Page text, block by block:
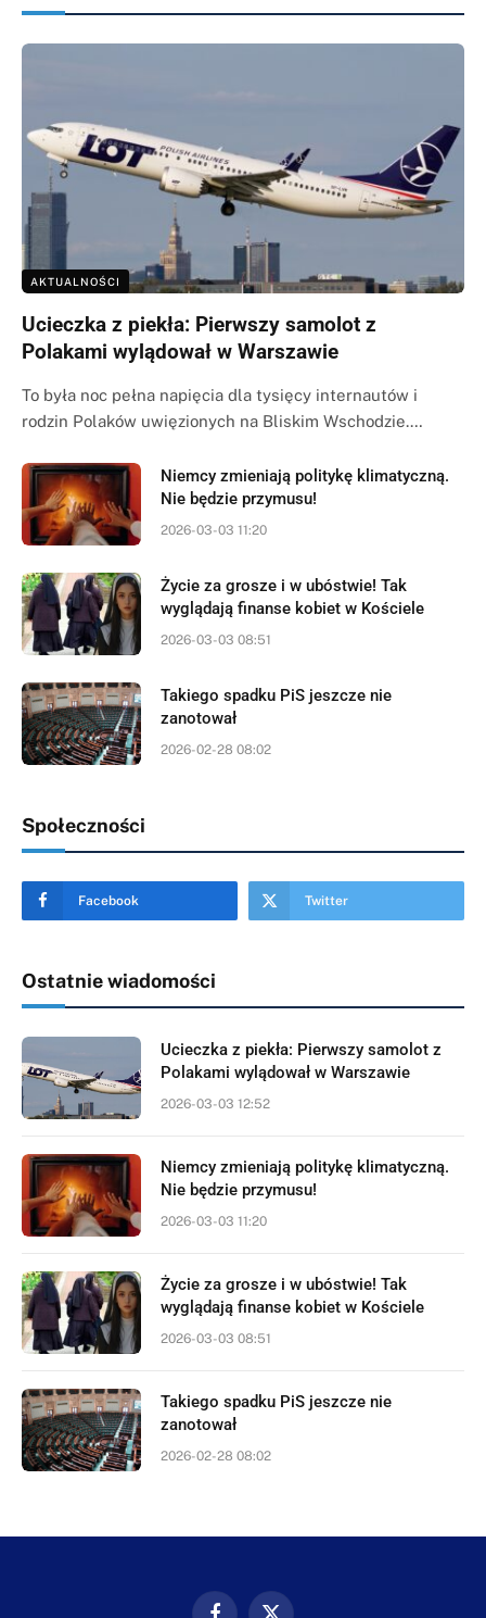
AKTUALNOŚCI
Ucieczka z piekła: Pierwszy samolot z
Polakami wylądował w Warszawie
To była noc pełna napięcia dla tysięcy internautów i
rodzin Polaków uwięzionych na Bliskim Wschodzie.…
Niemcy zmieniają politykę klimatyczną.
Nie będzie przymusu!
2026-03-03 11:20
Życie za grosze i w ubóstwie! Tak
wyglądają finanse kobiet w Kościele
2026-03-03 08:51
Takiego spadku PiS jeszcze nie
zanotował
2026-02-28 08:02
Społeczności
Facebook Twitter
Ostatnie wiadomości
Ucieczka z piekła: Pierwszy samolot z
Polakami wylądował w Warszawie
2026-03-03 12:52
Niemcy zmieniają politykę klimatyczną.
Nie będzie przymusu!
2026-03-03 11:20
Życie za grosze i w ubóstwie! Tak
wyglądają finanse kobiet w Kościele
2026-03-03 08:51
Takiego spadku PiS jeszcze nie
zanotował
2026-02-28 08:02